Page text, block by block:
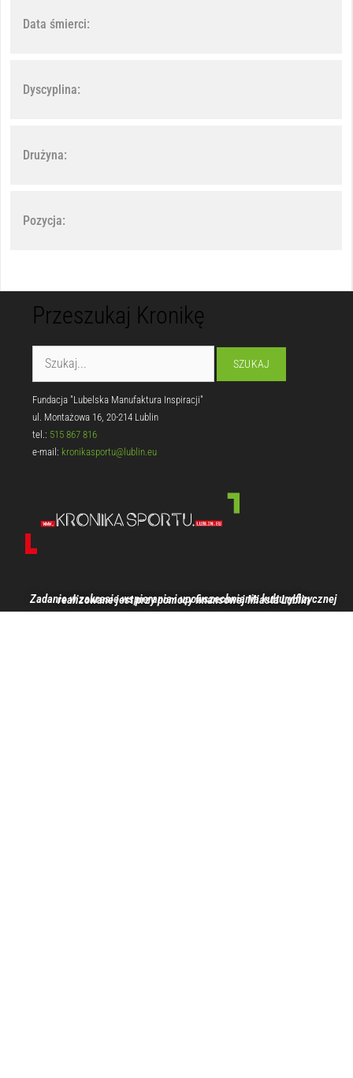
Data śmierci:
Dyscyplina:
Drużyna:
Pozycja:
Przeszukaj Kronikę
Fundacja "Lubelska Manufaktura Inspiracji"
ul. Montażowa 16, 20-214 Lublin
tel.: 515 867 816
e-mail: kronikasportu@lublin.eu
Zadanie w zakresie wspierania i upowszechniania kultury fizycznej realizowane jest przy pomocy finansowej Miasta Lublin